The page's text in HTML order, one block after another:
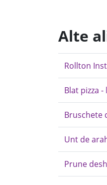
Alte
Rollton
Blat pizza -
Bruschete
Unt de
Prune